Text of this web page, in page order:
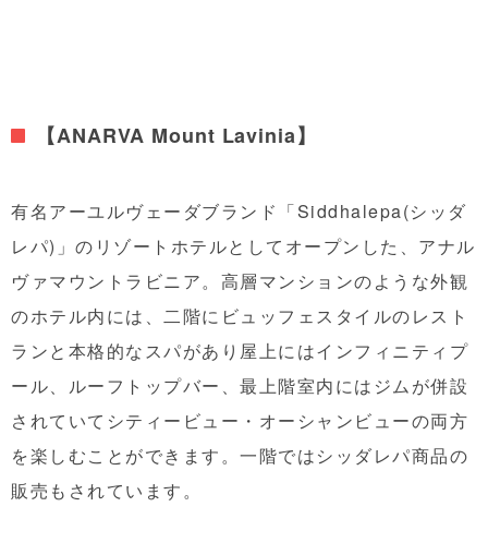
【ANARVA Mount Lavinia】
有名アーユルヴェーダブランド「Siddhalepa(シッダ
レパ)」のリゾートホテルとしてオープンした、アナル
ヴァマウントラビニア。高層マンションのような外観
のホテル内には、二階にビュッフェスタイルのレスト
ランと本格的なスパがあり屋上にはインフィニティプ
ール、ルーフトップバー、最上階室内にはジムが併設
されていてシティービュー・オーシャンビューの両方
を楽しむことができます。一階ではシッダレパ商品の
販売もされています。